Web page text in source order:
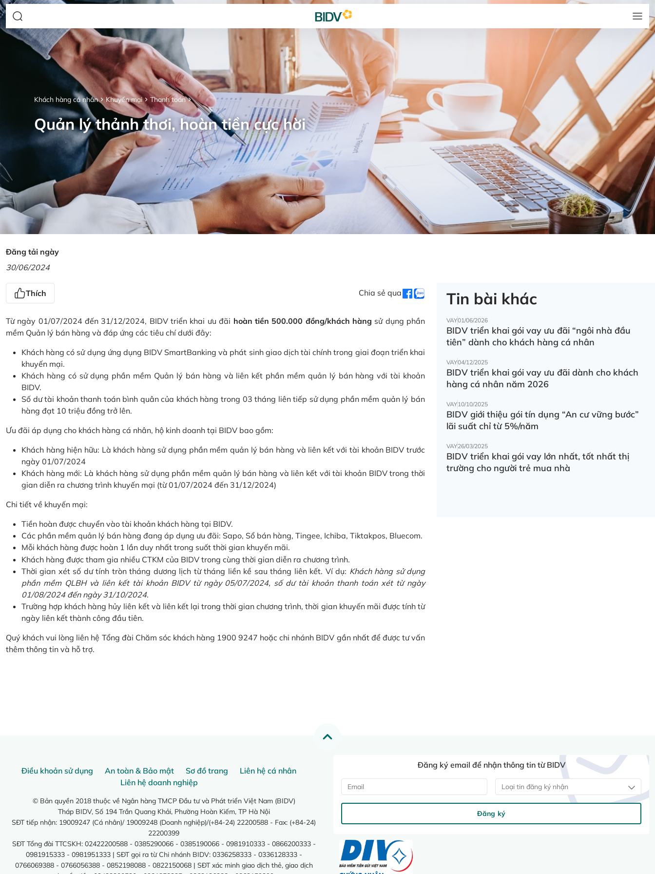
Khách hàng cá nhân Khuyến mại Thanh toán
Quản lý thảnh thơi, hoàn tiền cực hời
Đăng tải ngày
30/06/2024
Thích Chia sẻ qua
Từ ngày 01/07/2024 đến 31/12/2024, BIDV triển khai ưu đãi hoàn tiền 500.000 đồng/khách hàng sử dụng phần
mềm Quản lý bán hàng và đáp ứng các tiêu chí dưới đây:
Khách hàng có sử dụng ứng dụng BIDV SmartBanking và phát sinh giao dịch tài chính trong giai đoạn triển khai
khuyến mại.
Khách hàng có sử dụng phần mềm Quản lý bán hàng và liên kết phần mềm quản lý bán hàng với tài khoản
BIDV.
Số dư tài khoản thanh toán bình quân của khách hàng trong 03 tháng liên tiếp sử dụng phần mềm quản lý bán
hàng đạt 10 triệu đồng trở lên.
Ưu đãi áp dụng cho khách hàng cá nhân, hộ kinh doanh tại BIDV bao gồm:
Khách hàng hiện hữu: Là khách hàng sử dụng phần mềm quản lý bán hàng và liên kết với tài khoản BIDV trước
ngày 01/07/2024
Khách hàng mới: Là khách hàng sử dụng phần mềm quản lý bán hàng và liên kết với tài khoản BIDV trong thời
gian diễn ra chương trình khuyến mại (từ 01/07/2024 đến 31/12/2024)
Chi tiết về khuyến mại:
Tiền hoàn được chuyển vào tài khoản khách hàng tại BIDV.
Các phần mềm quản lý bán hàng đang áp dụng ưu đãi: Sapo, Sổ bán hàng, Tingee, Ichiba, Tiktakpos, Bluecom.
Mỗi khách hàng được hoàn 1 lần duy nhất trong suốt thời gian khuyến mãi.
Khách hàng được tham gia nhiều CTKM của BIDV trong cùng thời gian diễn ra chương trình.
Thời gian xét số dư tính tròn tháng dương lịch từ tháng liền kề sau tháng liên kết. Ví dụ: Khách hàng sử dụng
phần mềm QLBH và liên kết tài khoản BIDV từ ngày 05/07/2024, số dư tài khoản thanh toán xét từ ngày
01/08/2024 đến ngày 31/10/2024.
Trường hợp khách hàng hủy liên kết và liên kết lại trong thời gian chương trình, thời gian khuyến mãi được tính từ
ngày liên kết thành công đầu tiên.
Quý khách vui lòng liên hệ Tổng đài Chăm sóc khách hàng 1900 9247 hoặc chi nhánh BIDV gần nhất để được tư vấn
thêm thông tin và hỗ trợ.
Tin bài khác
VAY01/06/2026
BIDV triển khai gói vay ưu đãi “ngôi nhà đầu
tiên” dành cho khách hàng cá nhân
VAY04/12/2025
BIDV triển khai gói vay ưu đãi dành cho khách
hàng cá nhân năm 2026
VAY10/10/2025
BIDV giới thiệu gói tín dụng “An cư vững bước”
lãi suất chỉ từ 5%/năm
VAY26/03/2025
BIDV triển khai gói vay lớn nhất, tốt nhất thị
trường cho người trẻ mua nhà
Điều khoản sử dụng An toàn & Bảo mật Sơ đồ trang
Liên hệ cá nhân
Liên hệ doanh nghiệp
© Bản quyền 2018 thuộc về Ngân hàng TMCP Đầu tư và Phát triển Việt Nam (BIDV)
Tháp BIDV, Số 194 Trần Quang Khải, Phường Hoàn Kiếm, TP Hà Nội
SĐT tiếp nhận: 19009247 (Cá nhân)/ 19009248 (Doanh nghiệp)/(+84-24) 22200588 - Fax: (+84-24)
22200399
SĐT Tổng đài TTCSKH: 02422200588 - 0385290066 - 0385190066 - 0981910333 - 0866200333 -
0981915333 - 0981951333 | SĐT gọi ra từ Chi nhánh BIDV: 0336258333 - 0336128333 -
0766069388 - 0766056388 - 0852198088 - 0822150068 | SĐT xác minh giao dịch thẻ, giao dịch
Đăng ký email để nhận thông tin từ BIDV
Loại tin đăng ký nhận
Đăng ký